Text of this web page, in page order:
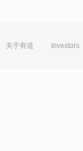
关于有道 Investors